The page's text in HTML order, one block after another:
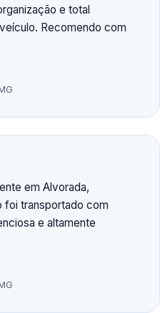
e total
Recomendo com
em Alvorada,
foi transportado com
e altamente